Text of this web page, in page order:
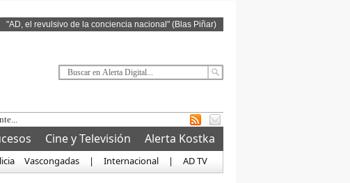
"AD, el revulsivo de la conciencia nacional" (Blas Piñar)
Cine y Televisión
Alerta Kostka
Vascongadas | Internacional | AD TV